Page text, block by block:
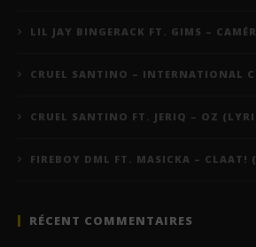
LIL JAY BINGERACK FT. GIMS –
CRUEL SANTINO – INTERNATIONAL
CRUEL SANTINO FT. JERIQ – OZ
FIREBOY DML FT. MASICKA – CLAAT!
RÉCENT COMMENTAIRES